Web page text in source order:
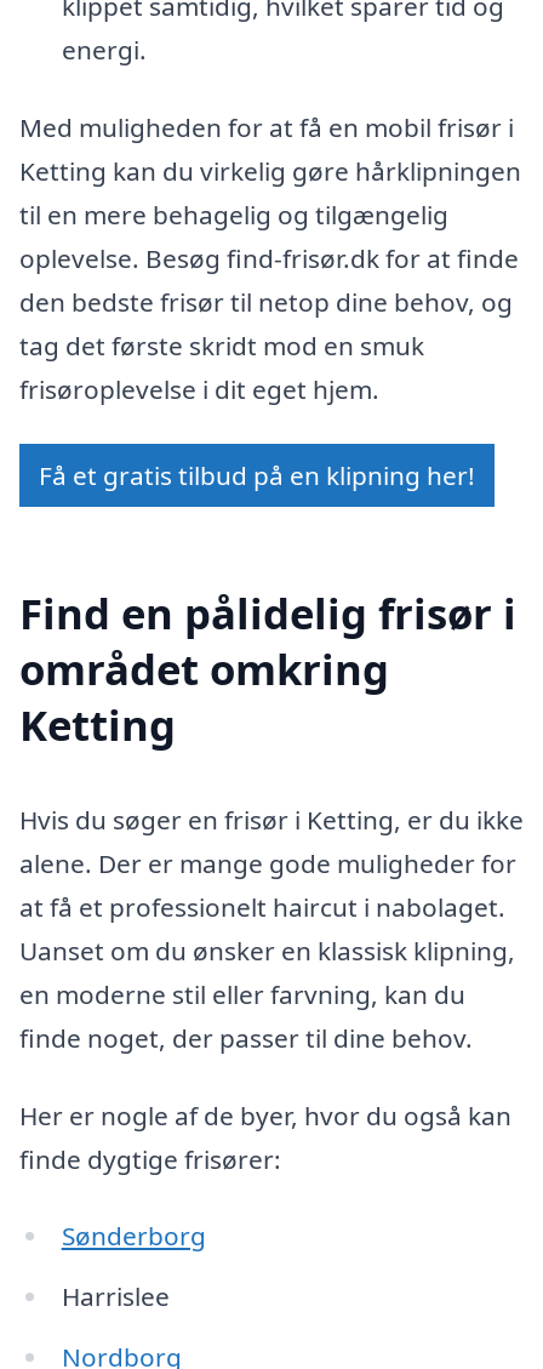
energi.
Med muligheden for at få en mobil frisør i
Ketting kan du virkelig gøre hårklipningen
til en mere behagelig og tilgængelig
oplevelse. Besøg find-frisør.dk for at finde
den bedste frisør til netop dine behov, og
tag det første skridt mod en smuk
frisøroplevelse i dit eget hjem.
Få et gratis tilbud på en klipning her!
Find en pålidelig frisør i
området omkring
Ketting
Hvis du søger en frisør i Ketting, er du ikke
alene. Der er mange gode muligheder for
at få et professionelt haircut i nabolaget.
Uanset om du ønsker en klassisk klipning,
en moderne stil eller farvning, kan du
finde noget, der passer til dine behov.
Her er nogle af de byer, hvor du også kan
finde dygtige frisører:
Sønderborg
Harrislee
Nordborg